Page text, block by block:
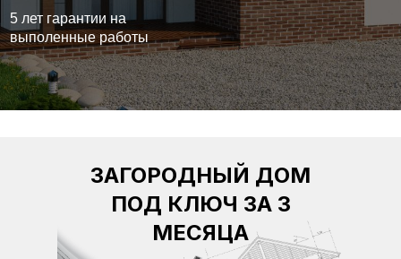
5 лет гарантии на
выполенные работы
ЗАГОРОДНЫЙ ДОМ
ПОД КЛЮЧ ЗА 3
МЕСЯЦА